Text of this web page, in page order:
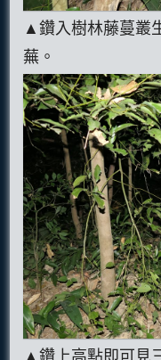
▲鑽入樹林藤蔓叢
蕪。
▲鑽上高點即可見